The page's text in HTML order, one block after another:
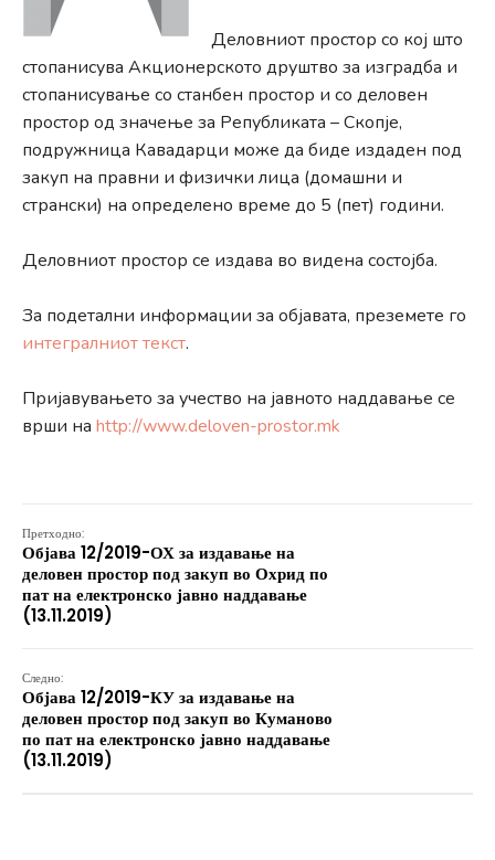
Деловниот простор со кој што
стопанисува Акционерското друштво за изградба и
стопанисување со станбен простор и со деловен
простор од значење за Републиката – Скопје,
подружница Кавадарци може да биде издаден под
закуп на правни и физички лица (домашни и
странски) на определено време до 5 (пет) години.
Деловниот простор се издава во видена состојба.
За подетални информации за објавата, преземете го
интегралниот текст.
Пријавувањето за учество на јавното наддавање се
врши на http://www.deloven-prostor.mk
Претходно:
Објава 12/2019-ОХ за издавање на
деловен простор под закуп во Охрид по
пат на електронско јавно наддавање
(13.11.2019)
Следно:
Објава 12/2019-КУ за издавање на
деловен простор под закуп во Куманово
по пат на електронско јавно наддавање
(13.11.2019)